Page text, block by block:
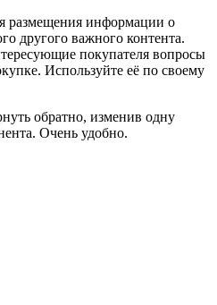
размещения информации о
другого важного контента.
покупателя вопросы
Используйте её по своему
обратно, изменив одну
Очень удобно.